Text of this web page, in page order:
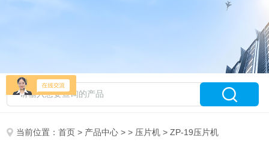
当前位置：首页 > 产品中心 > > 压片机 > ZP-19压片机